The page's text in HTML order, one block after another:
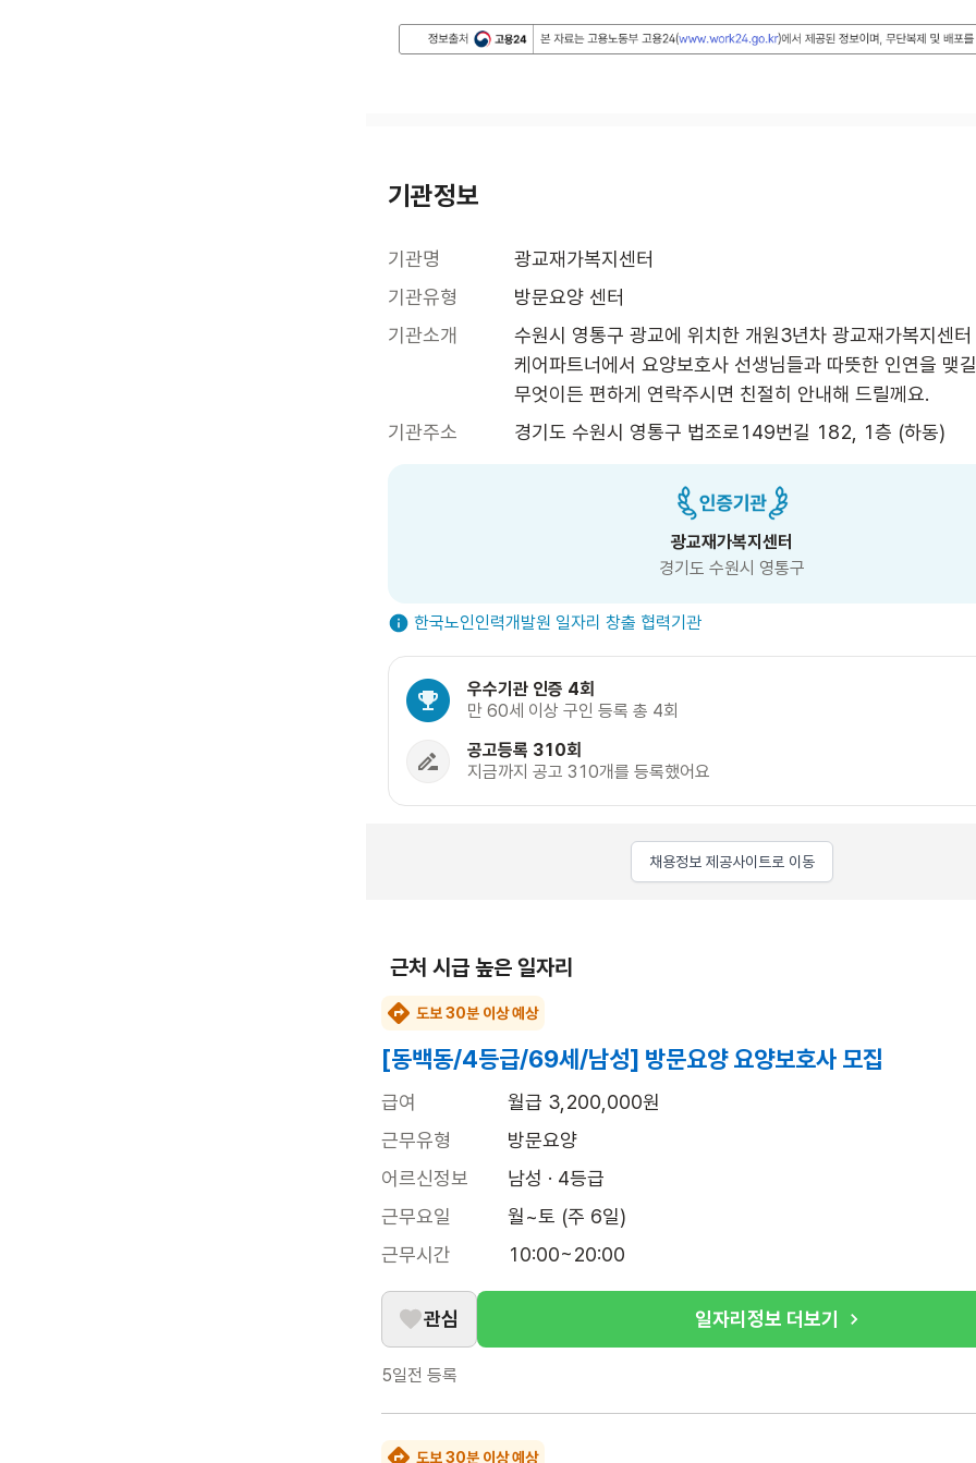
기관정보
기관명
광교재가복지센터
기관유형
방문요양 센터
기관소개
수원시 영통구 광교에 위치한 개원3년차 광교재가복지센터
케어파트너에서 요양보호사 선생님들과 따뜻한 인연을 맺
무엇이든 편하게 연락주시면 친절히 안내해 드릴께요.
기관주소
경기도 수원시 영통구 법조로149번길 182, 1층 (하동)
광교재가복지센터
경기도 수원시 영통구
한국노인인력개발원 일자리 창출 협력기관
우수기관 인증 4회
만 60세 이상 구인 등록 총 4회
공고등록 310회
지금까지 공고 310개를 등록했어요
채용정보 제공사이트로 이동
근처 시급 높은 일자리
도보 30분 이상 예상
[동백동/4등급/69세/남성] 방문요양 요양보호사 모집
급여
월급 3,200,000원
근무유형
방문요양
어르신정보
남성 · 4등급
근무요일
월~토 (주 6일)
근무시간
10:00~20:00
관심 일자리정보 더보기
5일전 등록
도보 30분 이상 예상